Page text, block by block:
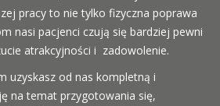
pracy to nie tylko fizyczna poprawa
nasi pacjenci czują się bardziej pewni
atrakcyjności i zadowolenie.
uzyskasz od nas kompletną i
na temat przygotowania się,